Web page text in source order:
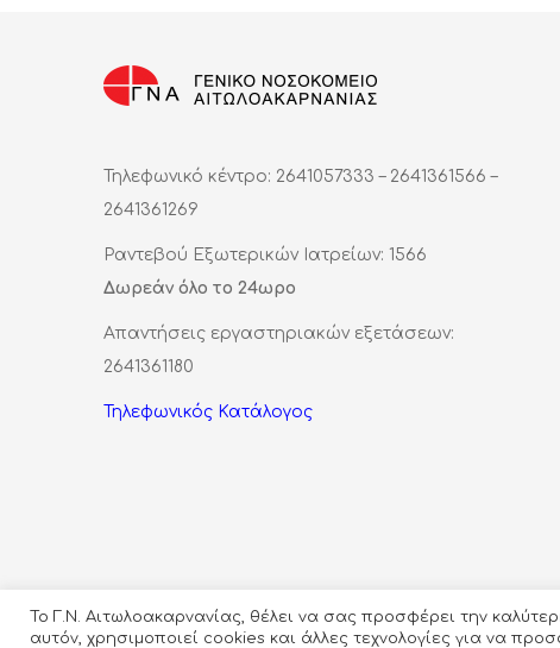
Τηλεφωνικό κέντρο: 2641057333 – 2641361566 –
2641361269
Ραντεβού Εξωτερικών Ιατρείων: 1566
Δωρεάν όλο το 24ωρο
Απαντήσεις εργαστηριακών εξετάσεων:
2641361180
Τηλεφωνικός Κατάλογος
Το Γ.Ν. Αιτωλοακαρνανίας, θέλει να σας προσφέρει την
αυτόν, χρησιμοποιεί cookies και άλλες τεχνολογίες για να